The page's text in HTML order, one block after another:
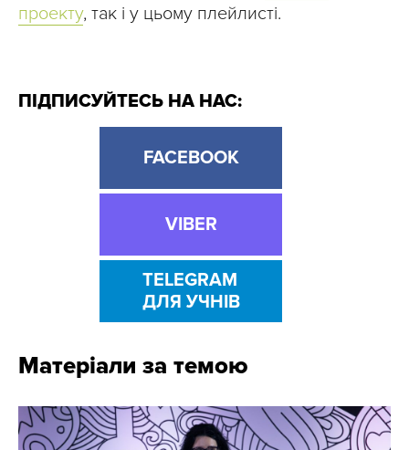
проекту, так і у цьому плейлисті.
ПІДПИСУЙТЕСЬ НА НАС:
FACEBOOK
VIBER
TELEGRAM
ДЛЯ УЧНІВ
Матеріали за темою